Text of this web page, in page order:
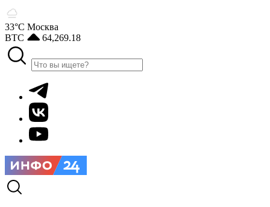
33°С Москва
BTC
64,269.18